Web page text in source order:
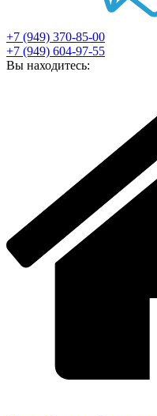
+7 (949) 370-85-00
+7 (949) 604-97-55
Вы находитесь: